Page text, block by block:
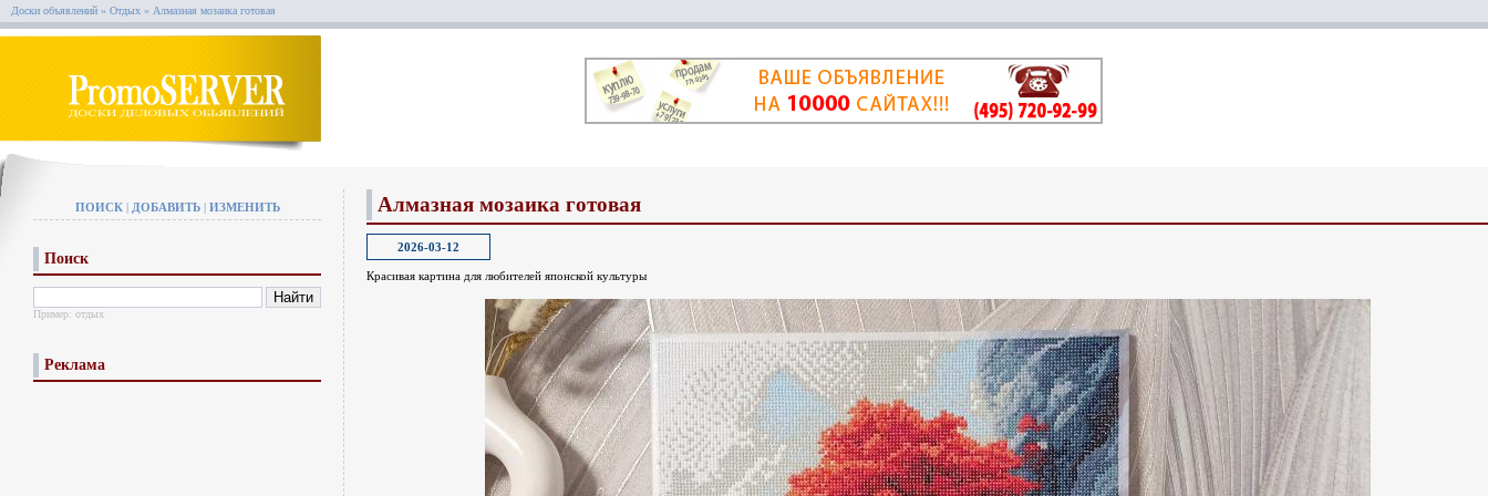
Доски объявлений » Отдых » Алмазная мозаика готовая
ПОИСК| ДОБАВИТЬ| ИЗМЕНИТЬ
Поиск
Пример: отдых
Реклама
Алмазная мозаика готовая
2026-03-12
Красивая картина для любителей японской культуры